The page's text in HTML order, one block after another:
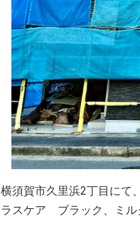
横須賀市久里浜2丁目
ラスケア ブラック、ミル